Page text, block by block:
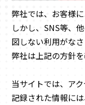
弊社では、お客様
しかし、SNS等、
図しない利用がな
弊社は上記の方針
当サイトでは、ア
記録された情報に